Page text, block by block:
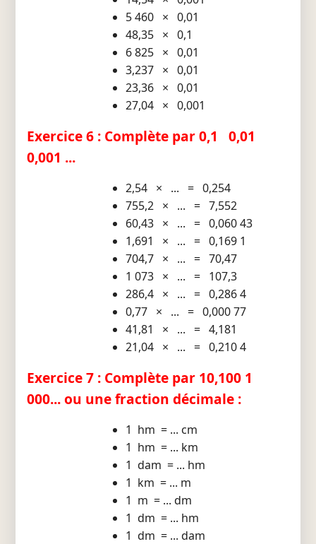
5 460 × 0,01
48,35 × 0,1
6 825 × 0,01
3,237 × 0,01
23,36 × 0,01
27,04 × 0,001
Exercice 6 : Complète par 0,1 0,01
0,001 ...
2,54 × ... = 0,254
755,2 × ... = 7,552
60,43 × ... = 0,060 43
1,691 × ... = 0,169 1
704,7 × ... = 70,47
1 073 × ... = 107,3
286,4 × ... = 0,286 4
0,77 × ... = 0,000 77
41,81 × ... = 4,181
21,04 × ... = 0,210 4
Exercice 7 : Complète par 10,100 1
000... ou une fraction décimale :
1 hm = ... cm
1 hm = ... km
1 dam = ... hm
1 km = ... m
1 m = ... dm
1 dm = ... hm
1 dm = ... dam